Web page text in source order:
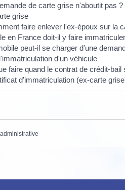
de carte grise n'aboutit pas ?
grise
faire enlever l'ex-époux sur la
en France doit-il y faire
peut-il se charger d'une
d'un véhicule
faire quand le contrat de crédit-bail
d'immatriculation (ex-carte